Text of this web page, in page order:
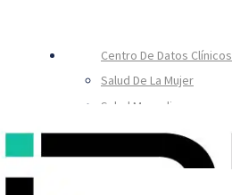
Centro De Datos Clínicos
Salud De La Mujer
Salud Masculina
MSD
PAD Y Cicatrización De